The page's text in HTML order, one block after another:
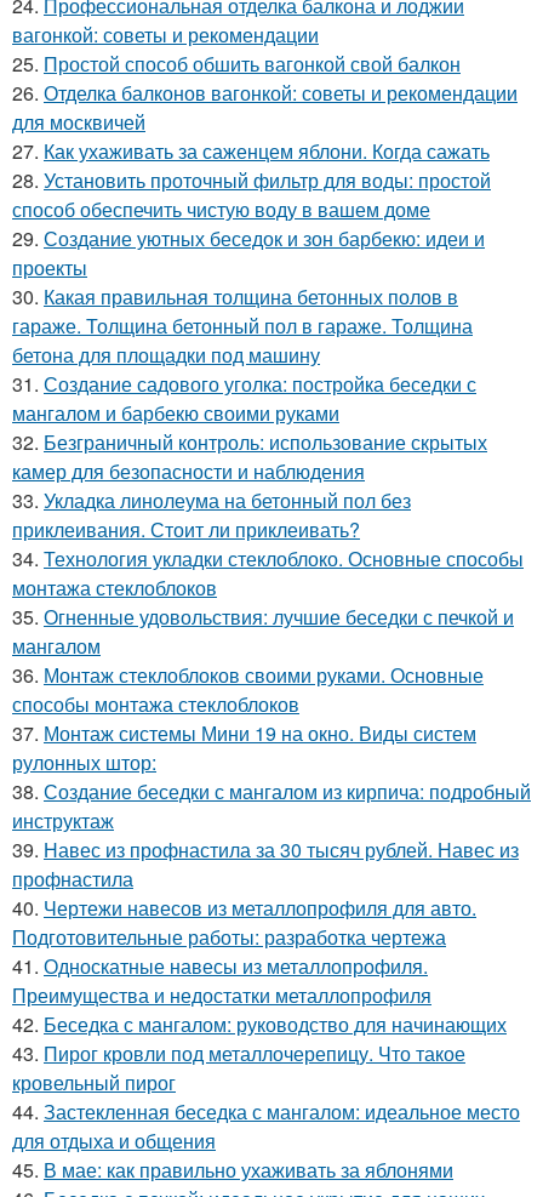
24. Профессиональная отделка балкона и лоджии
вагонкой: советы и рекомендации
25. Простой способ обшить вагонкой свой балкон
26. Отделка балконов вагонкой: советы и рекомендации
для москвичей
27. Как ухаживать за саженцем яблони. Когда сажать
28. Установить проточный фильтр для воды: простой
способ обеспечить чистую воду в вашем доме
29. Создание уютных беседок и зон барбекю: идеи и
проекты
30. Какая правильная толщина бетонных полов в
гараже. Толщина бетонный пол в гараже. Толщина
бетона для площадки под машину
31. Создание садового уголка: постройка беседки с
мангалом и барбекю своими руками
32. Безграничный контроль: использование скрытых
камер для безопасности и наблюдения
33. Укладка линолеума на бетонный пол без
приклеивания. Стоит ли приклеивать?
34. Технология укладки стеклоблоко. Основные способы
монтажа стеклоблоков
35. Огненные удовольствия: лучшие беседки с печкой и
мангалом
36. Монтаж стеклоблоков своими руками. Основные
способы монтажа стеклоблоков
37. Монтаж системы Мини 19 на окно. Виды систем
рулонных штор:
38. Создание беседки с мангалом из кирпича: подробный
инструктаж
39. Навес из профнастила за 30 тысяч рублей. Навес из
профнастила
40. Чертежи навесов из металлопрофиля для авто.
Подготовительные работы: разработка чертежа
41. Односкатные навесы из металлопрофиля.
Преимущества и недостатки металлопрофиля
42. Беседка с мангалом: руководство для начинающих
43. Пирог кровли под металлочерепицу. Что такое
кровельный пирог
44. Застекленная беседка с мангалом: идеальное место
для отдыха и общения
45. В мае: как правильно ухаживать за яблонями